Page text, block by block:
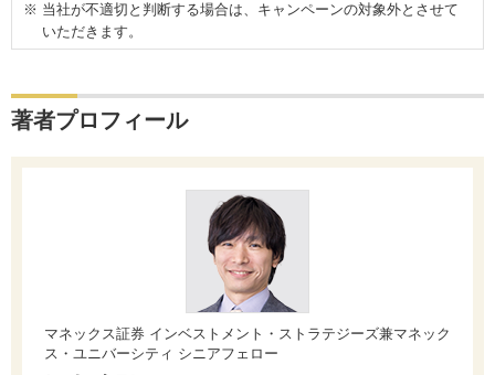
当社が不適切と判断する場合は、キャンペーンの対象外とさせて
いただきます。
著者プロフィール
マネックス証券 インベストメント・ストラテジーズ兼マネック
ス・ユニバーシティ シニアフェロー